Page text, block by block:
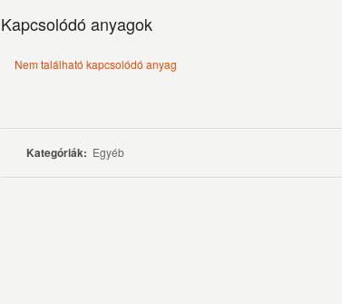
Kapcsolódó anyagok
Nem található kapcsolódó anyag
Kategóriák: Egyéb